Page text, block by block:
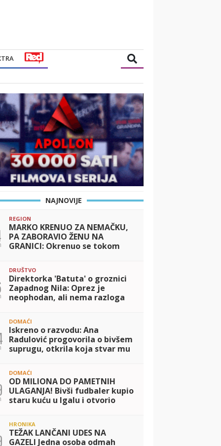
NAJNOVIJE
REGION
MARKO KRENUO ZA NEMAČKU,
PA ZABORAVIO ŽENU NA
GRANICI: Okrenuo se tokom
doživela šok života, evo ŠTA
MU JE REKLA kad ga je
DRUŠTVO
Direktorka 'Batuta' o groznici
Zapadnog Nila: Oprez je
neophodan, ali nema razloga
DOMAĆI
Iskreno o razvodu: Ana
Radulović progovorila o bivšem
suprugu, otkrila koja stvar mu
DOMAĆI
OD MILIONA DO PAMETNIH
ULAGANJA! Bivši fudbaler kupio
staru kuću u Igalu i otvorio
supru
HRONIKA
TEŽAK LANČANI UDES NA
GAZELI Jedna osoba odmah